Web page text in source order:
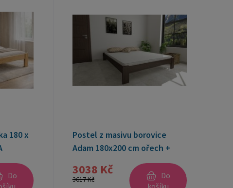
180 x
Do
Postel z masivu borovice
Adam 180x200 cm ořech +
3038 Kč
3617 Kč
Do
košíku